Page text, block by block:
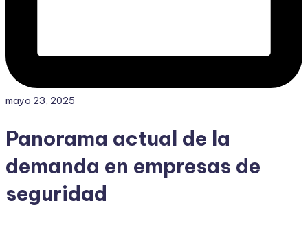
mayo 23, 2025
Panorama actual de la
demanda en empresas de
seguridad